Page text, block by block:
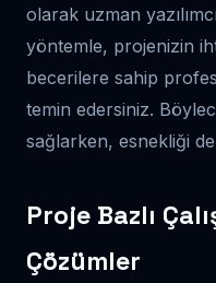
olarak uzman
yöntemle, projenizin
becerilere sahip
temin edersiniz.
sağlarken, esnekliği
Proje Bazlı
Çözümler